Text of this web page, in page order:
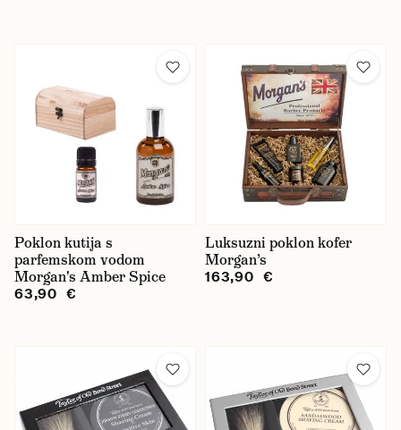
Poklon kutija s
parfemskom vodom
Morgan's Amber Spice
63,90 €
Luksuzni poklon kofer
Morgan’s
163,90 €